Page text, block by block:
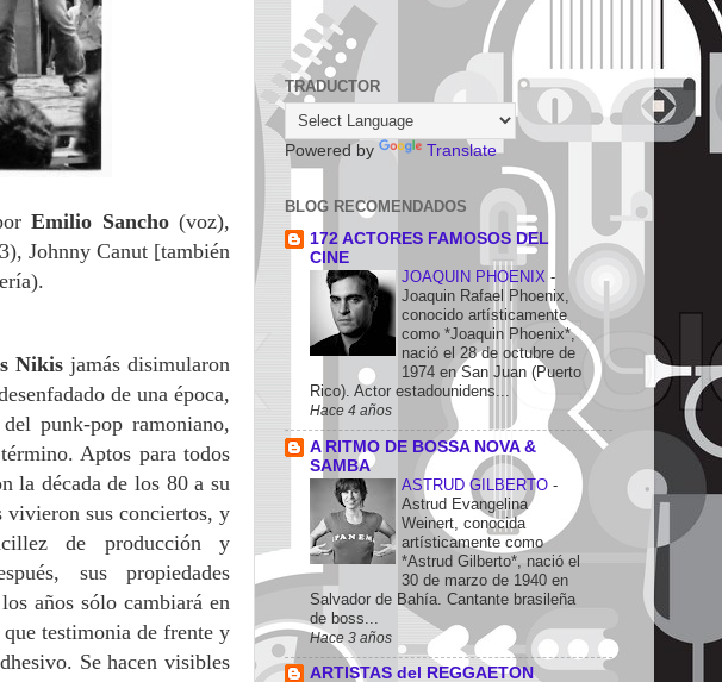
Emilio Sancho(voz),
Johnny Canut [también
Nikis jamás disimularon
de una época,
punk-pop ramoniano,
Aptos para todos
la década de los 80 a su
vivieron sus conciertos, y
de producción y
sus propiedades
años sólo cambiará en
testimonia de frente y
Se hacen visibles
TRADUCTOR
Powered by Translate
BLOG RECOMENDADOS
172 ACTORES FAMOSOS DEL
CINE
JOAQUIN PHOENIX -
Joaquin Rafael Phoenix,
conocido artísticamente
como *Joaquin Phoenix*,
nació el 28 de octubre de
1974 en San Juan (Puerto
Rico). Actor estadounidens...
Hace 4 años
A RITMO DE BOSSA NOVA &
SAMBA
ASTRUD GILBERTO -
Astrud Evangelina
Weinert, conocida
artísticamente como
*Astrud Gilberto*, nació el
30 de marzo de 1940 en
Salvador de Bahía. Cantante brasileña
de boss...
Hace 3 años
ARTISTAS del REGGAETON